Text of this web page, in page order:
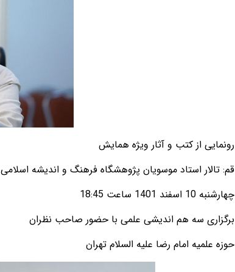
رونمایی از کتب و آثار ویژه همایش
قم: تالار استاد موسویان پژوهشگاه فرهنگ و اندیشه اسلامی
چهارشنبه 10 اسفند 1401 ساعت 18:45
برگزاری سه هم اندیشی علمی با حضور صاحب نظران
حوزه علمیه امام رضا علیه السلام تهران